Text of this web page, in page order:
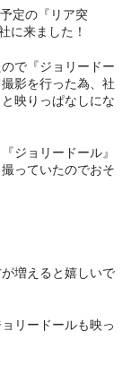
定の『リア突
に来ました！
で『ジョリードー
影を行った為、社
映りっぱなしにな
ジョリードール』
っていたのでおそ
増えると嬉しいで
リードールも映っ